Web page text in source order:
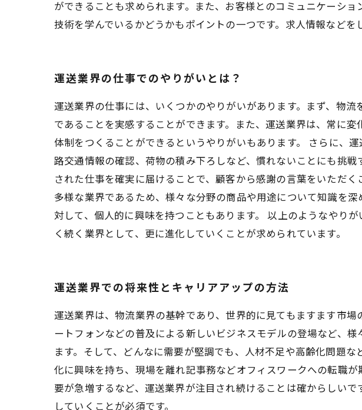
ができることも求められます。また、お客様とのコミュニケーシ
技術を学んでいるかどうかもポイントの一つです。求人情報など
運送業界の仕事でのやりがいとは？
運送業界の仕事には、いくつかのやりがいがあります。まず、物
であることを実感することができます。また、運送業界は、常に
体制をつくることができるというやりがいもあります。 さらに、
路交通情報の確認、荷物の積み下ろしなど、慣れないことにも挑
された仕事を確実に届けることで、顧客から感謝の言葉をいただ
多様な業界であるため、様々な分野の商品や用途について知識を
対して、個人的に興味を持つこともあります。 以上のようなやり
く続く業界として、更に進化していくことが求められています。
運送業界での将来性とキャリアアップの方法
運送業界は、物流業界の基幹であり、世界的に見てもますます市
ートフォンなどの普及による新しいビジネスモデルの登場など、
ます。そして、どんなに需要が堅調でも、人材不足や高齢化問題
化に興味を持ち、現場を離れ記事務などオフィスワークへの転職
要が急増するなど、運送業界が注目され続けることは確からしい
していくことが必須です。